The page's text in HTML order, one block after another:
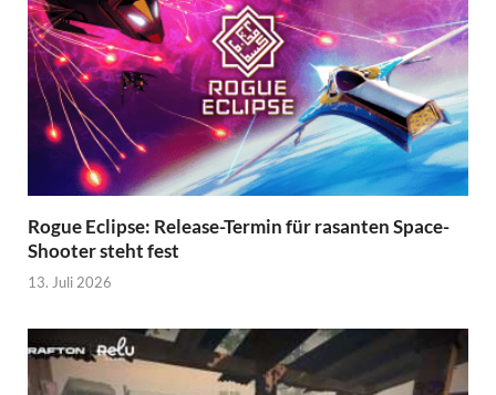
Rogue Eclipse: Release-Termin für rasanten Space-
Shooter steht fest
13. Juli 2026